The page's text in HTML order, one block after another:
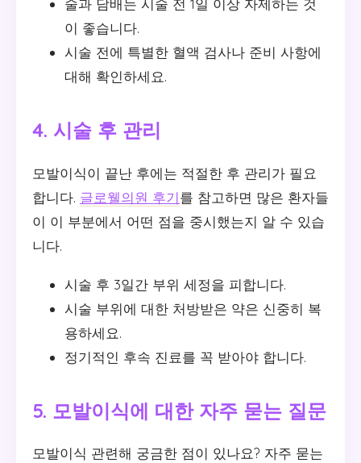
술과 담배는 시술 전 1일 이상 자제하는 것
이 좋습니다.
시술 전에 특별한 혈액 검사나 준비 사항에
대해 확인하세요.
4. 시술 후 관리
모발이식이 끝난 후에는 적절한 후 관리가 필요
합니다. 글로웰의원 후기를 참고하면 많은 환자들
이 이 부분에서 어떤 점을 중시했는지 알 수 있습
니다.
시술 후 3일간 부위 세정을 피합니다.
시술 부위에 대한 처방받은 약은 신중히 복
용하세요.
정기적인 후속 진료를 꼭 받아야 합니다.
5. 모발이식에 대한 자주 묻는 질문
모발이식 관련해 궁금한 점이 있나요? 자주 묻는